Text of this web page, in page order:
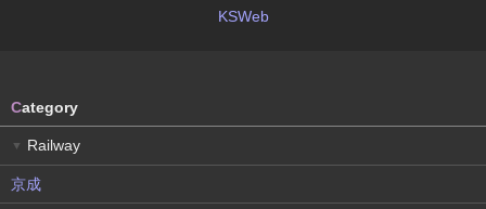
KSWeb
Category
▼ Railway
京成